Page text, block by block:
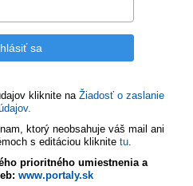
kliknite na Žiadosť o zaslanie
ktorý neobsahuje váš mail ani
s editáciou kliknite tu.
prioritného umiestnenia a
www.portaly.sk